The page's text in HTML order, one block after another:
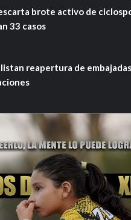
brote activo de
33 casos
reapertura de